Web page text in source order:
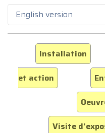
English version
Installation
et action
Visite